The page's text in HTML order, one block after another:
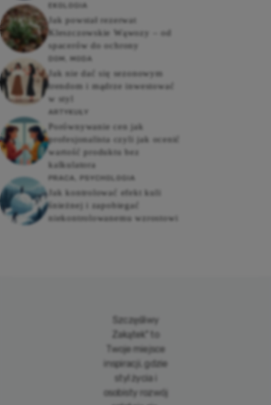
EKOLOGIA
Jak powstał rezerwat
Kleszczowskie Wąwozy – od
spacerów do ochrony
DOM MODA
Jak nie dać się sezonowym
trendom i mądrze inwestować
w styl
ARTYKUŁY
Porównywanie cen jak
profesjonalista czyli jak ocenić
wartość produktu bez
kalkulatora
PRACA PSYCHOLOGIA
Jak kontrolować efekt kuli
śnieżnej i zapobiegać
niekontrolowanemu wzrostowi
Szczęśliwy
Zakątek" to
Twoje miejsce
inspiracji, gdzie
styl życia i
osobisty rozwój